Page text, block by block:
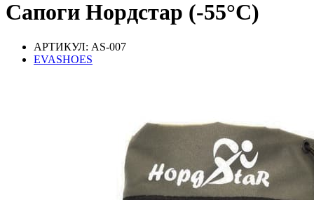
Сапоги Нордстар (-55°С)
АРТИКУЛ: AS-007
EVASHOES